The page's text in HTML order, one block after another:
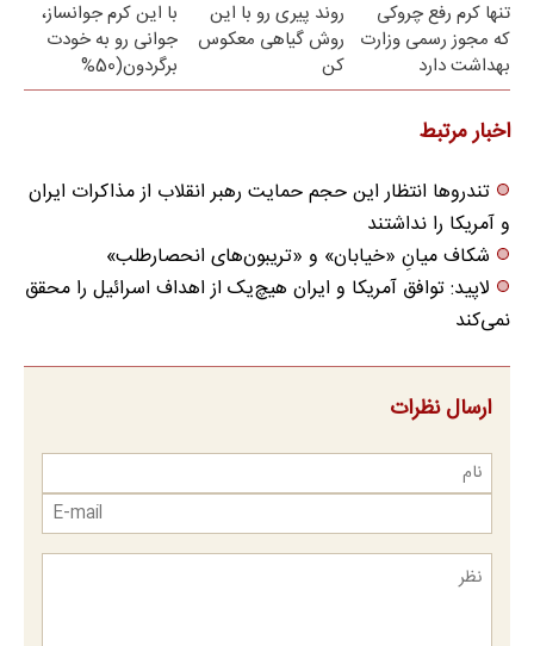
امشب)
تنها کرم رفع چروکی
که مجوز رسمی وزارت
بهداشت دارد
روند پیری رو با این
روش گیاهی معکوس
کن
با این کرم جوانساز،
جوانی رو به خودت
برگردون(50%
تخفیف)
اخبار مرتبط
تندروها انتظار این حجم حمایت رهبر انقلاب از مذاکرات ایران
و آمریکا را نداشتند
شکاف میانِ «خیابان» و «تریبون‌های انحصارطلب»
لاپید: توافق آمریکا و ایران هیچ‌یک از اهداف اسرائیل را محقق
نمی‌کند
ارسال نظرات